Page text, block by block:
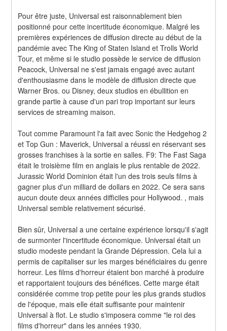
Pour être juste, Universal est raisonnablement bien
positionné pour cette incertitude économique. Malgré les
premières expériences de diffusion directe au début de la
pandémie avec The King of Staten Island et Trolls World
Tour, et même si le studio possède le service de diffusion
Peacock, Universal ne s'est jamais engagé avec autant
d'enthousiasme dans le modèle de diffusion directe que
Warner Bros. ou Disney, deux studios en ébullition en
grande partie à cause d'un pari trop important sur leurs
services de streaming maison.
Tout comme Paramount l'a fait avec Sonic the Hedgehog 2
et Top Gun : Maverick, Universal a réussi en réservant ses
grosses franchises à la sortie en salles. F9: The Fast Saga
était le troisième film en anglais le plus rentable de 2022.
Jurassic World Dominion était l'un des trois seuls films à
gagner plus d'un milliard de dollars en 2022. Ce sera sans
aucun doute deux années difficiles pour Hollywood. , mais
Universal semble relativement sécurisé.
Bien sûr, Universal a une certaine expérience lorsqu'il s'agit
de surmonter l'incertitude économique. Universal était un
studio modeste pendant la Grande Dépression. Cela lui a
permis de capitaliser sur les marges bénéficiaires du genre
horreur. Les films d'horreur étaient bon marché à produire
et rapportaient toujours des bénéfices. Cette marge était
considérée comme trop petite pour les plus grands studios
de l'époque, mais elle était suffisante pour maintenir
Universal à flot. Le studio s'imposera comme "le roi des
films d'horreur" dans les années 1930.